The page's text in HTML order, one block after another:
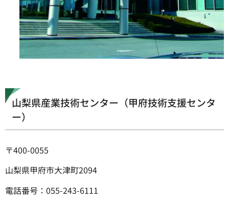
山梨県産業技術センター（甲府技術支援センタ
ー）
〒400-0055
山梨県甲府市大津町2094
電話番号：055-243-6111